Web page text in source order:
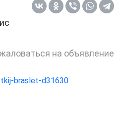
на объявление
braslet-d31630